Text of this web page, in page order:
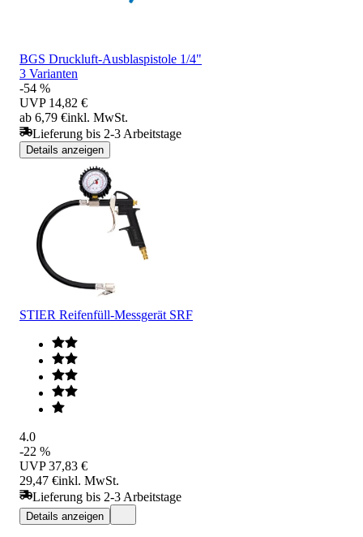
BGS Druckluft-Ausblaspistole 1/4"
3 Varianten
-54 %
UVP 14,82 €
ab 6,79 €inkl. MwSt.
Lieferung bis 2-3 Arbeitstage
Details anzeigen
STIER Reifenfüll-Messgerät SRF
4.0
-22 %
UVP 37,83 €
29,47 €inkl. MwSt.
Lieferung bis 2-3 Arbeitstage
Details anzeigen